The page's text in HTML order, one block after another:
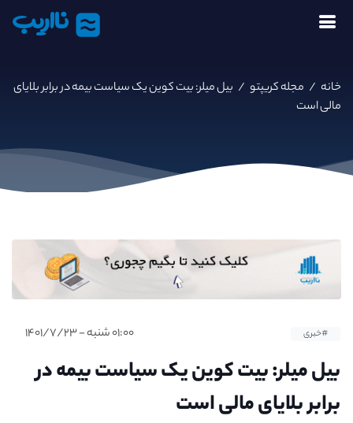
نااریب
خانه / مجله کریپتو / بیل میلر: بیت کوین یک سیاست بیمه در برابر بلایای
مالی است
#خبری ۰۱:۰۰ شنبه - ۱۴۰۱/۷/۲۳
بیل میلر: بیت کوین یک سیاست بیمه در
برابر بلایای مالی است